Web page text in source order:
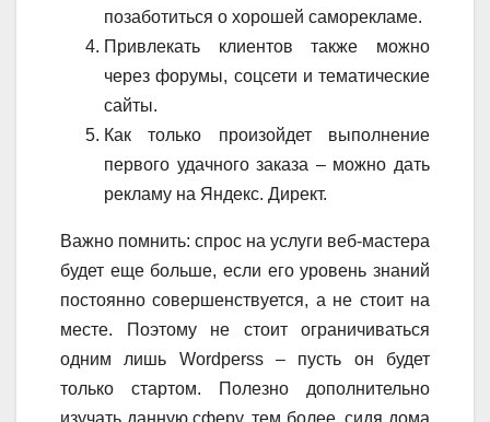
позаботиться о хорошей саморекламе.
Привлекать клиентов также можно
через форумы, соцсети и тематические
сайты.
Как только произойдет выполнение
первого удачного заказа – можно дать
рекламу на Яндекс. Директ.
Важно помнить: спрос на услуги веб-мастера
будет еще больше, если его уровень знаний
постоянно совершенствуется, а не стоит на
месте. Поэтому не стоит ограничиваться
одним лишь Wordperss – пусть он будет
только стартом. Полезно дополнительно
изучать данную сферу, тем более, сидя дома